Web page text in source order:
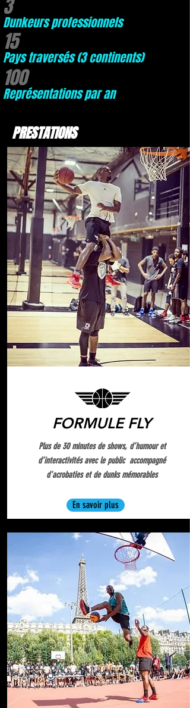
3
Dunkeurs professionnels
100
Représentations par an
15
Pays traversés (3 continents)
PRESTATIONS
FORMULE FLY
Plus de 30 minutes de shows, d’humour et
d’interactivités avec le public accompagné
d'acrobaties et de dunks mémorables
En savoir plus